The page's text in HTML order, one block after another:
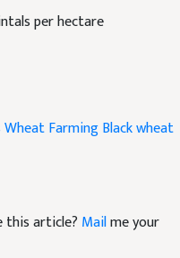
per hectare
Wheat FarmingBlack wheat
this article? Mailme your